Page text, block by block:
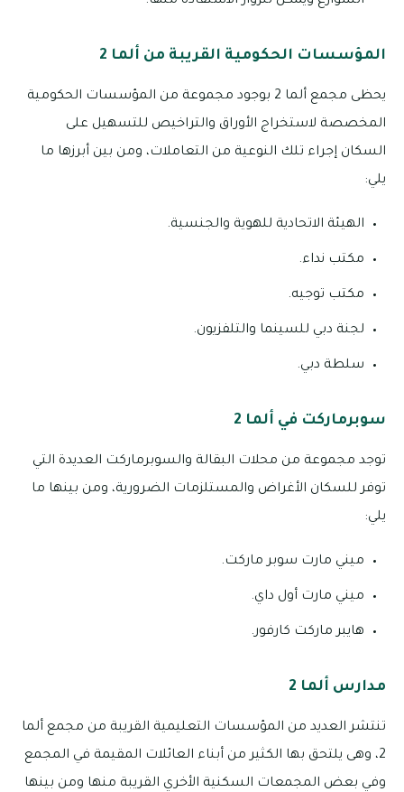
المؤسسات الحكومية القريبة من ألما 2
يحظى مجمع ألما 2 بوجود مجموعة من المؤسسات الحكومية
المخصصة لاستخراج الأوراق والتراخيص للتسهيل على
السكان إجراء تلك النوعية من التعاملات، ومن بين أبرزها ما
يلي:
الهيئة الاتحادية للهوية والجنسية.
مكتب نداء.
مكتب توجيه.
لجنة دبي للسينما والتلفزيون.
سلطة دبي.
سوبرماركت في ألما 2
توجد مجموعة من محلات البقالة والسوبرماركت العديدة التي
توفر للسكان الأغراض والمستلزمات الضرورية، ومن بينها ما
يلي:
ميني مارت سوبر ماركت.
ميني مارت أول داي.
هايبر ماركت كارفور.
مدارس ألما 2
تنتشر العديد من المؤسسات التعليمية القريبة من مجمع ألما
2، وهى يلتحق بها الكثير من أبناء العائلات المقيمة في المجمع
وفي بعض المجمعات السكنية الأخري القريبة منها ومن بينها